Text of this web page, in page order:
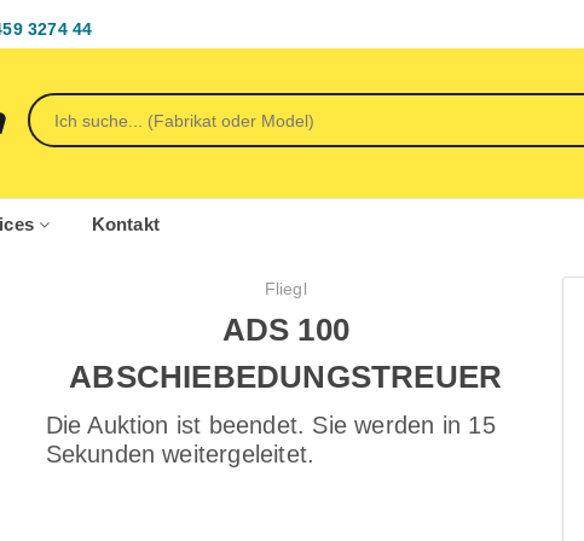
3274 44
Kontakt
Fliegl
ADS 100
ABSCHIEBEDUNGSTREUER
Die Auktion ist beendet. Sie werden in 15
Sekunden weitergeleitet.